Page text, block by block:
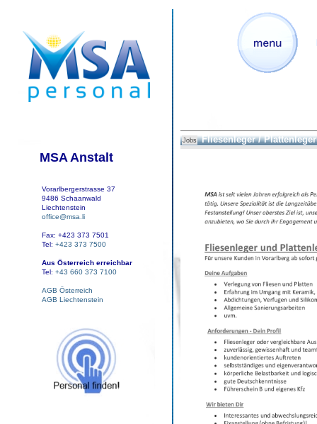
MSA Anstalt
Vorarlbergerstrasse 37
9486 Schaanwald
Liechtenstein
office@msa.li
Fax: +423 373 7501
Tel: +423 373 7500
Aus Österreich erreichbar
Tel: +43 660 373 7100
AGB Österreich
AGB Liechtenstein
Jobs Fliesenleger / Plattenleger